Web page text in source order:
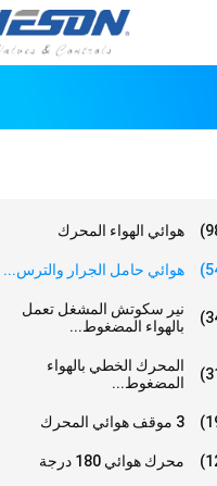
هوائي الهواء المحرك
هوائي حامل الجرار والترس...
نير سكوتش المشغل تعمل
بالهواء المضغوط...
المحرك الخطي بالهواء
المضغوط...
3 موقف هوائي المحرك
محرك هوائي 180 درجة